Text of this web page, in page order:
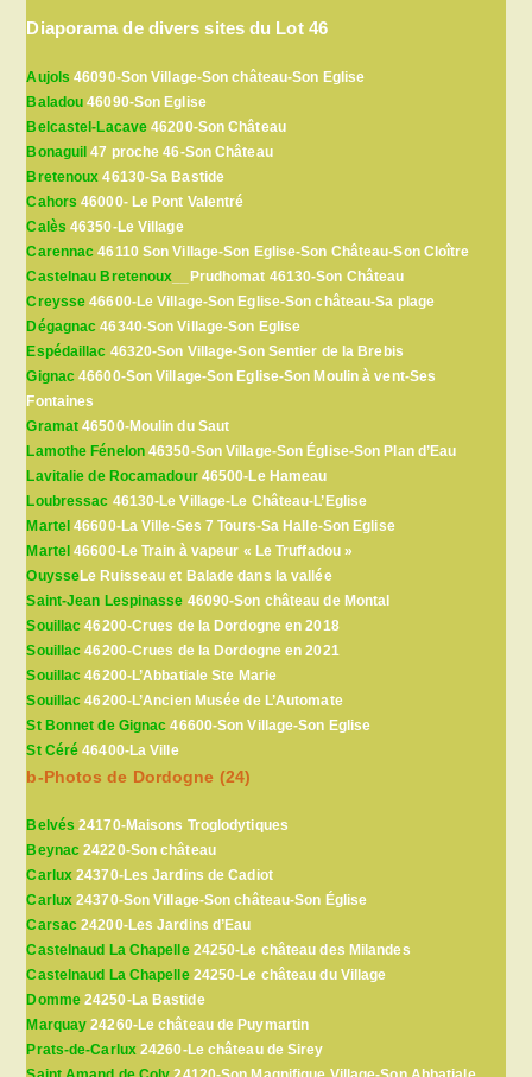
Diaporama de divers sites du Lot 46
Aujols 46090-Son Village-Son château-Son Eglise
Baladou 46090-Son Eglise
Belcastel-Lacave 46200-Son Château
Bonaguil 47 proche 46-Son Château
Bretenoux 46130-Sa Bastide
Cahors 46000- Le Pont Valentré
Calès 46350-Le Village
Carennac 46110 Son Village-Son Eglise-Son Château-Son Cloître
Castelnau Bretenoux __Prudhomat 46130-Son Château
Creysse 46600-Le Village-Son Eglise-Son château-Sa plage
Dégagnac 46340-Son Village-Son Eglise
Espédaillac 46320-Son Village-Son Sentier de la Brebis
Gignac 46600-Son Village-Son Eglise-Son Moulin à vent-Ses
Fontaines
Gramat 46500-Moulin du Saut
Lamothe Fénelon46350-Son Village-Son Église-Son Plan d’Eau
Lavitalie de Rocamadour46500-Le Hameau
Loubressac 46130-Le Village-Le Château-L’Eglise
Martel 46600-La Ville-Ses 7 Tours-Sa Halle-Son Eglise
Martel 46600-Le Train à vapeur « Le Truffadou »
OuysseLe Ruisseau et Balade dans la vallée
Saint-Jean Lespinasse 46090-Son château de Montal
Souillac 46200-Crues de la Dordogne en 2018
Souillac 46200-Crues de la Dordogne en 2021
Souillac 46200-L’Abbatiale Ste Marie
Souillac 46200-L’Ancien Musée de L’Automate
St Bonnet de Gignac 46600-Son Village-Son Eglise
St Céré 46400-La Ville
b-Photos de Dordogne (24)
Belvés 24170-Maisons Troglodytiques
Beynac 24220-Son château
Carlux 24370-Les Jardins de Cadiot
Carlux 24370-Son Village-Son château-Son Église
Carsac 24200-Les Jardins d’Eau
Castelnaud La Chapelle24250-Le château des Milandes
Castelnaud La Chapelle24250-Le château du Village
Domme24250-La Bastide
Marquay 24260-Le château de Puymartin
Prats-de-Carlux24260-Le château de Sirey